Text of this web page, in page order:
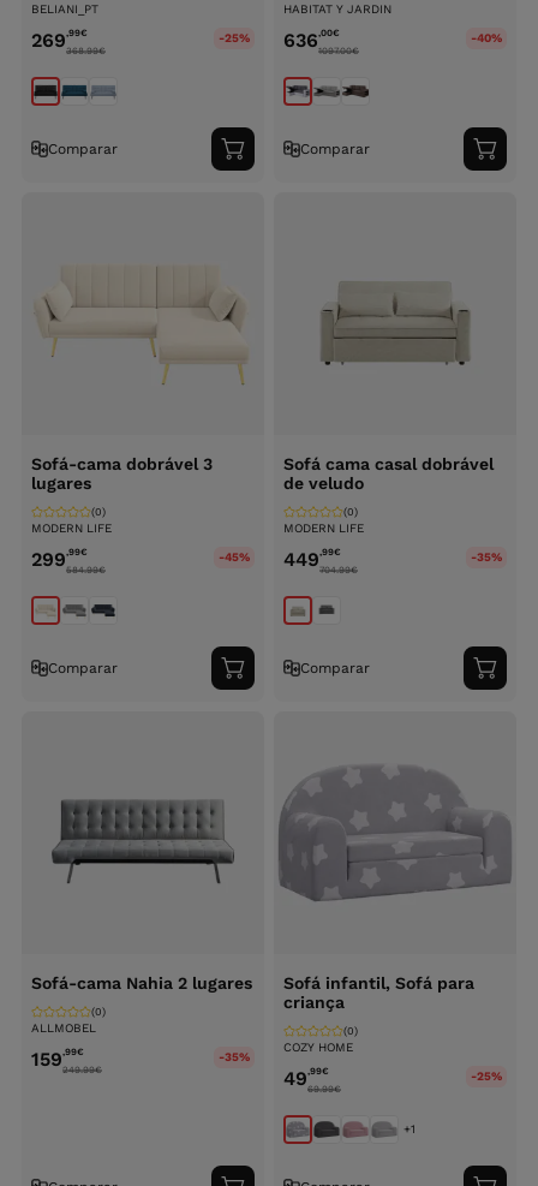
BELIANI_PT
269,99€
368.99€
-25%
Comparar
Adicionar
ao
HABITAT Y JARDIN
636,00€
1097.00€
-40%
Comparar
ao
Sofá-cama dobrável 3
lugares
MODERN LIFE
(0)
299,99€
584.99€
-45%
Comparar
Adicionar
ao
Sofá cama casal dobrável
de veludo
MODERN LIFE
(0)
449,99€
704.99€
-35%
Comparar
ao
Sofá-cama Nahia 2 lugares
ALLMOBEL
(0)
159,99€
249.99€
-35%
Sofá infantil, Sofá para
criança
COZY HOME
(0)
49,99€
69.99€
-25%
+1